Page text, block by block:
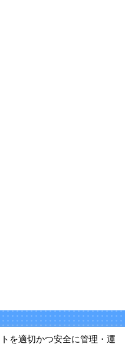
を適切かつ安全に管理・運